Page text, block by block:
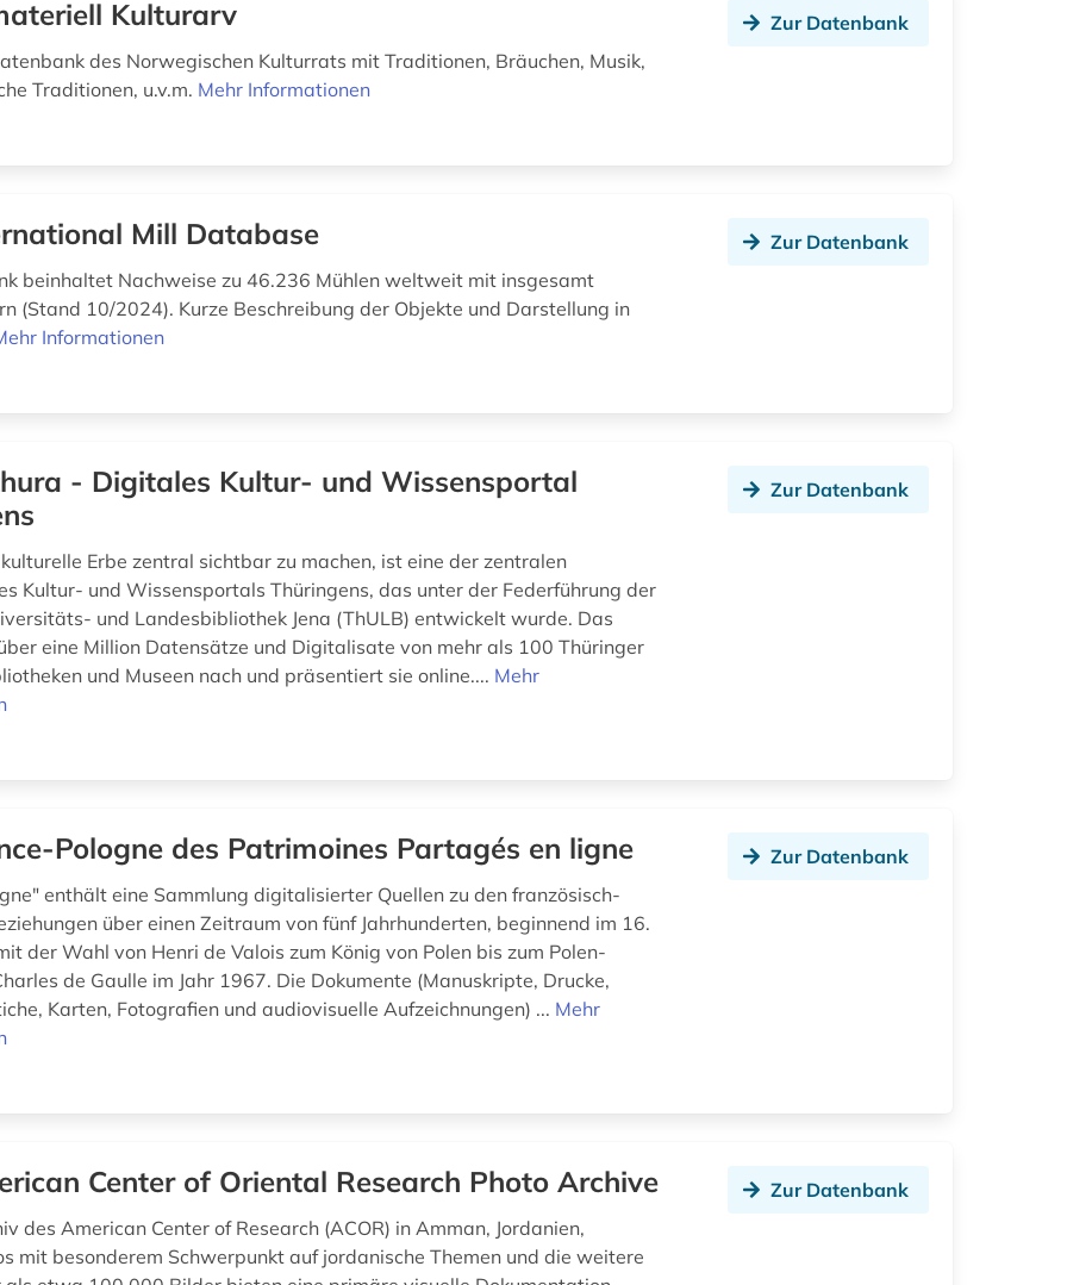
Kulturarv
des Norwegischen Kulturrats mit Traditionen, Bräuchen, Musik,
Traditionen, u.v.m. Mehr Informationen
Zur Datenbank
Mill Database
beinhaltet Nachweise zu 46.236 Mühlen weltweit mit insgesamt
(Stand 10/2024). Kurze Beschreibung der Objekte und Darstellung in
Informationen
Zur Datenbank
- Digitales Kultur- und Wissensportal
Erbe zentral sichtbar zu machen, ist eine der zentralen
Kultur- und Wissensportals Thüringens, das unter der Federführung der
und Landesbibliothek Jena (ThULB) entwickelt wurde. Das
eine Million Datensätze und Digitalisate von mehr als 100 Thüringer
und Museen nach und präsentiert sie online.... Mehr
Zur Datenbank
Pologne des Patrimoines Partagés en ligne
enthält eine Sammlung digitalisierter Quellen zu den französisch-
über einen Zeitraum von fünf Jahrhunderten, beginnend im 16.
der Wahl von Henri de Valois zum König von Polen bis zum Polen-
de Gaulle im Jahr 1967. Die Dokumente (Manuskripte, Drucke,
Karten, Fotografien und audiovisuelle Aufzeichnungen) ... Mehr
Zur Datenbank
Center of Oriental Research Photo Archive
des American Center of Research (ACOR) in Amman, Jordanien,
mit besonderem Schwerpunkt auf jordanische Themen und die weitere
Zur Datenbank